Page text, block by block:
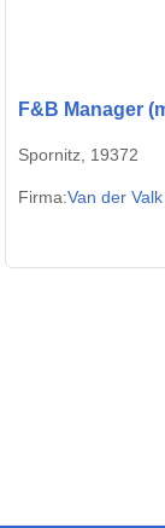
F&B Manager
Spornitz, 19372
Firma:Van der